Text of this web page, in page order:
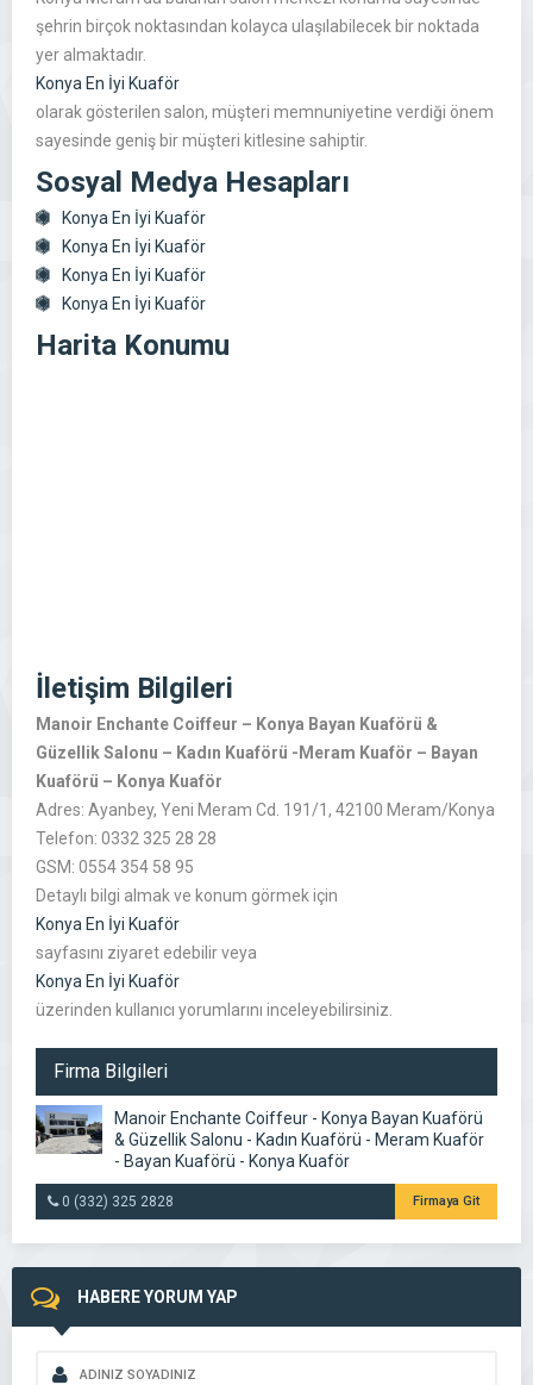
şehrin birçok noktasından kolayca ulaşılabilecek bir noktada
yer almaktadır.
Konya En İyi Kuaför
olarak gösterilen salon, müşteri memnuniyetine verdiği önem
sayesinde geniş bir müşteri kitlesine sahiptir.
Sosyal Medya Hesapları
Konya En İyi Kuaför
Konya En İyi Kuaför
Konya En İyi Kuaför
Konya En İyi Kuaför
Harita Konumu
İletişim Bilgileri
Manoir Enchante Coiffeur – Konya Bayan Kuaförü &
Güzellik Salonu – Kadın Kuaförü -Meram Kuaför – Bayan
Kuaförü – Konya Kuaför
Adres: Ayanbey, Yeni Meram Cd. 191/1, 42100 Meram/Konya
Telefon: 0332 325 28 28
GSM: 0554 354 58 95
Detaylı bilgi almak ve konum görmek için
Konya En İyi Kuaför
sayfasını ziyaret edebilir veya
Konya En İyi Kuaför
üzerinden kullanıcı yorumlarını inceleyebilirsiniz.
Firma Bilgileri
Manoir Enchante Coiffeur - Konya Bayan Kuaförü
& Güzellik Salonu - Kadın Kuaförü - Meram Kuaför
- Bayan Kuaförü - Konya Kuaför
0 (332) 325 2828 Firmaya Git
HABERE YORUM YAP